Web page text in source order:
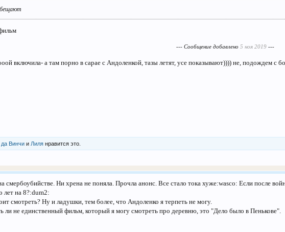
--- Сообщение добавлено 5 ноя 2019 ---
включила- а там порно в сарае с Андоленкой, тазы летят, усе показывают)))) не, подождем с
да Винчи и Лиля нравится это.
смербоубийстве. Ни хрена не поняла. Прочла анонс. Все стало тока хуже:wasco: Если после
лет на 8?:dum2:
смотреть? Ну и ладушки, тем более, что Андоленко я терпеть не могу.
ли не единственный фильм, который я могу смотреть про деревню, это "Дело было в Пенькове".